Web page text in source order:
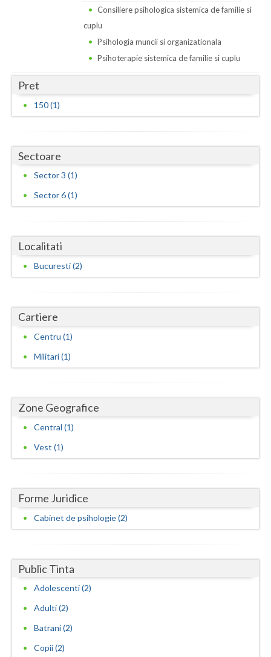
Mehedinti
Olt
Salaj
Satu-Mare
Sibiu
Teleorman
Tulcea
Vaslui
Vrancea
Consiliere psihologica sistemica de familie si
cuplu
Psihologia muncii si organizationala
Psihoterapie sistemica de familie si cuplu
Pret
150 (1)
Sectoare
Sector 3 (1)
Sector 6 (1)
Localitati
Bucuresti (2)
Cartiere
Centru (1)
Militari (1)
Zone Geografice
Central (1)
Vest (1)
Forme Juridice
Cabinet de psihologie (2)
Public Tinta
Adolescenti (2)
Adulti (2)
Batrani (2)
Copii (2)